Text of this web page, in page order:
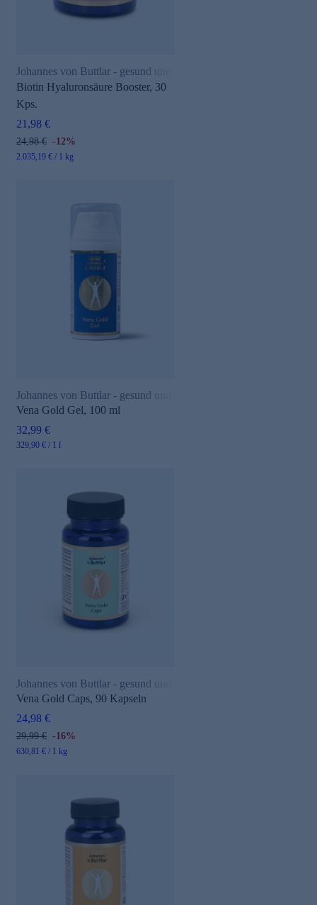
Johannes von Buttlar - gesund und aktiv
Biotin Hyaluronsäure Booster, 30
Kps.
21,98 €
24,98 € -12%
2.035,19 € / 1 kg
Johannes von Buttlar - gesund und aktiv
Vena Gold Gel, 100 ml
32,99 €
329,90 € / 1 l
Johannes von Buttlar - gesund und aktiv
Vena Gold Caps, 90 Kapseln
24,98 €
29,99 € -16%
630,81 € / 1 kg